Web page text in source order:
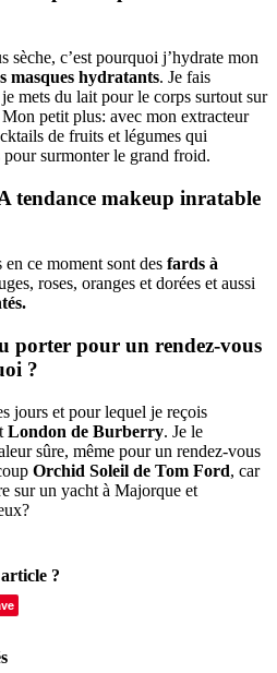
sèche, c’est pourquoi j’hydrate mon
masques hydratants. Je fais
mets du lait pour le corps surtout sur
Mon petit plus: avec mon extracteur
de fruits et légumes qui
pour surmonter le grand froid.
tendance makeup inratable
ce moment sont des fards à
roses, oranges et dorées et aussi
porter pour un rendez-vous
?
jours et pour lequel je reçois
London de Burberry. Je le
sûre, même pour un rendez-vous
Orchid Soleil de Tom Ford, car
sur un yacht à Majorque et
?